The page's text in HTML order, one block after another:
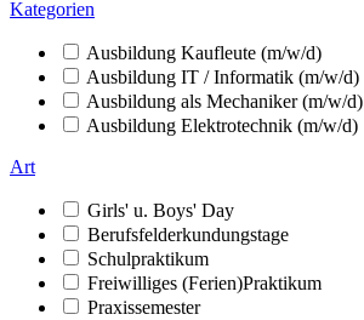
Kategorien
Ausbildung Kaufleute (m/w/d)
Ausbildung IT / Informatik (m/w/d)
Ausbildung als Mechaniker (m/w/d)
Ausbildung Elektrotechnik (m/w/d)
Art
Girls' u. Boys' Day
Berufsfelderkundungstage
Schulpraktikum
Freiwilliges (Ferien)Praktikum
Praxissemester